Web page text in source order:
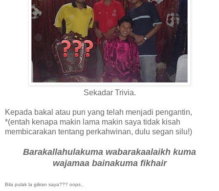
Sekadar Trivia.
Kepada bakal atau pun yang telah menjadi pengantin,
*(entah kenapa makin lama makin saya tidak kisah
membicarakan tentang perkahwinan, dulu segan silu!)
Barakallahulakuma wabarakaalaikh kuma
wajamaa bainakuma fikhair
Bila pulak la giliran saya??? oops..